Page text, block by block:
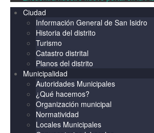
Ciudad
Información General de San Isidro
Historia del distrito
Turismo
Catastro distrital
Planos del distrito
Municipalidad
Autoridades Municipales
¿Qué hacemos?
Organización municipal
Normatividad
Locales Municipales